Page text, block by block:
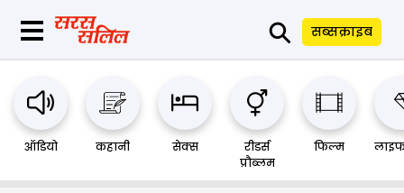
⚲ सब्सक्राइब
ऑडियो कहानी सेक्स
रीडर्स
प्रौब्लम
फिल्म